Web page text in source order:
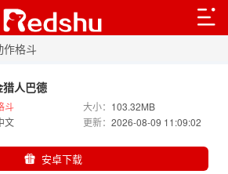
作格斗
猎人巴德
斗 大小： 103.32MB
文 更新：2026-08-09 11:09:02
安卓下载